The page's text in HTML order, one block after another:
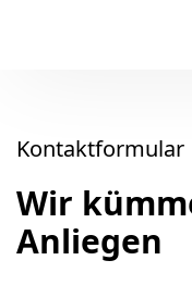
Kontaktformular
Wir
Anliegen